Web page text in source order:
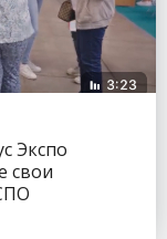
Экспо
свои